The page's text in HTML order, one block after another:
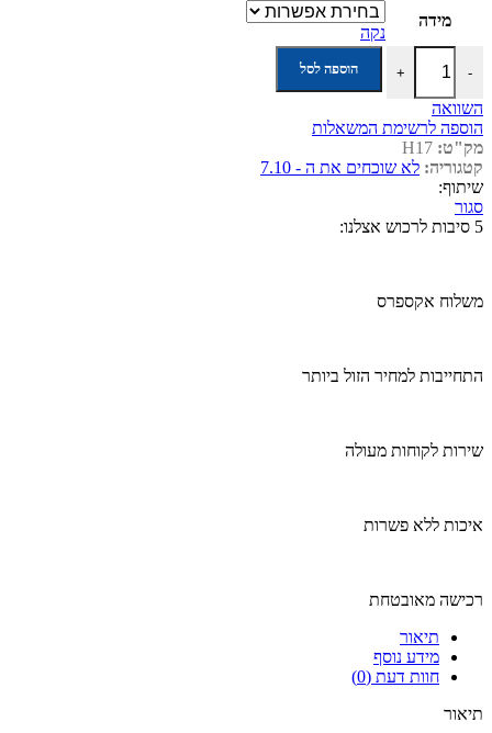
מידה
נקה
-
כמות של חולצת "2, 3 ש-גר" עם איורים של מסוקים, ספינות טנקים ועוד
+ הוספה לסל
השוואה
הוספה לרשימת המשאלות
מק"ט: H17
קטגוריה: לא שוכחים את ה - 7.10
שיתוף:
סגור
5 סיבות לרכוש אצלנו:
משלוח אקספרס
התחייבות למחיר הזול ביותר
שירות לקוחות מעולה
איכות ללא פשרות
רכישה מאובטחת
תיאור
מידע נוסף
חוות דעת (0)
תיאור